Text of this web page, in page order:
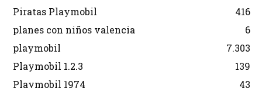
Piratas Playmobil
416
planes con niños valencia
6
playmobil
7.303
Playmobil 1.2.3
139
Playmobil 1974
43